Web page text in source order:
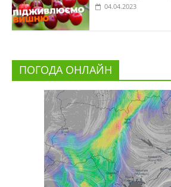
04.04.2023
ПОГОДА ОНЛАЙН